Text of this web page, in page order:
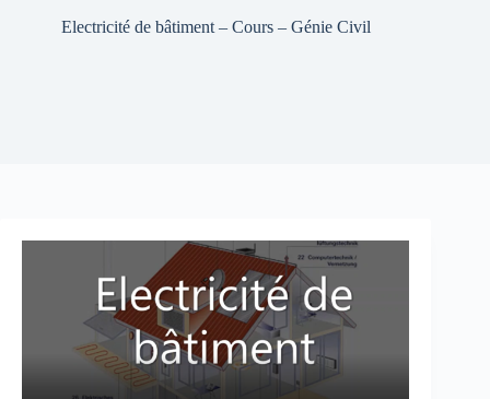
Electricité de bâtiment – Cours – Génie Civil